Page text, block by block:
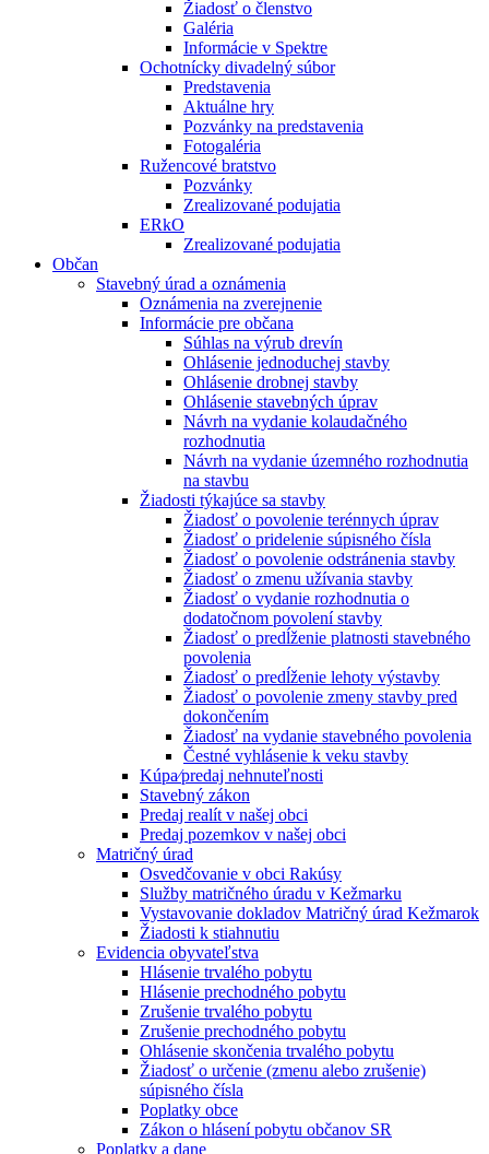
Žiadosť o členstvo
Galéria
Informácie v Spektre
Ochotnícky divadelný súbor
Predstavenia
Aktuálne hry
Pozvánky na predstavenia
Fotogaléria
Ružencové bratstvo
Pozvánky
Zrealizované podujatia
ERkO
Zrealizované podujatia
Občan
Stavebný úrad a oznámenia
Oznámenia na zverejnenie
Informácie pre občana
Súhlas na výrub drevín
Ohlásenie jednoduchej stavby
Ohlásenie drobnej stavby
Ohlásenie stavebných úprav
Návrh na vydanie kolaudačného
rozhodnutia
Návrh na vydanie územného rozhodnutia
na stavbu
Žiadosti týkajúce sa stavby
Žiadosť o povolenie terénnych úprav
Žiadosť o pridelenie súpisného čísla
Žiadosť o povolenie odstránenia stavby
Žiadosť o zmenu užívania stavby
Žiadosť o vydanie rozhodnutia o
dodatočnom povolení stavby
Žiadosť o predĺženie platnosti stavebného
povolenia
Žiadosť o predĺženie lehoty výstavby
Žiadosť o povolenie zmeny stavby pred
dokončením
Žiadosť na vydanie stavebného povolenia
Čestné vyhlásenie k veku stavby
Kúpa⁄predaj nehnuteľnosti
Stavebný zákon
Predaj realít v našej obci
Predaj pozemkov v našej obci
Matričný úrad
Osvedčovanie v obci Rakúsy
Služby matričného úradu v Kežmarku
Vystavovanie dokladov Matričný úrad Kežmarok
Žiadosti k stiahnutiu
Evidencia obyvateľstva
Hlásenie trvalého pobytu
Hlásenie prechodného pobytu
Zrušenie trvalého pobytu
Zrušenie prechodného pobytu
Ohlásenie skončenia trvalého pobytu
Žiadosť o určenie (zmenu alebo zrušenie)
súpisného čísla
Poplatky obce
Zákon o hlásení pobytu občanov SR
Poplatky a dane